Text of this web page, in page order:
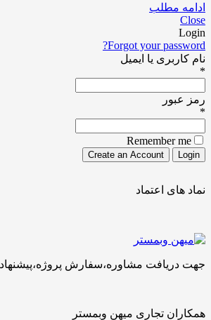
ادامه مطلب
Close
Login
Forgot your password?
نام کاربری یا ایمیل
*
رمز عبور
*
Remember me
نماد های اعتماد
جهت دریافت مشاوره،سفارش پروژه،پیشنهاد یا انتقاد از تیم میهن
همکاران تجاری میهن وبمستر